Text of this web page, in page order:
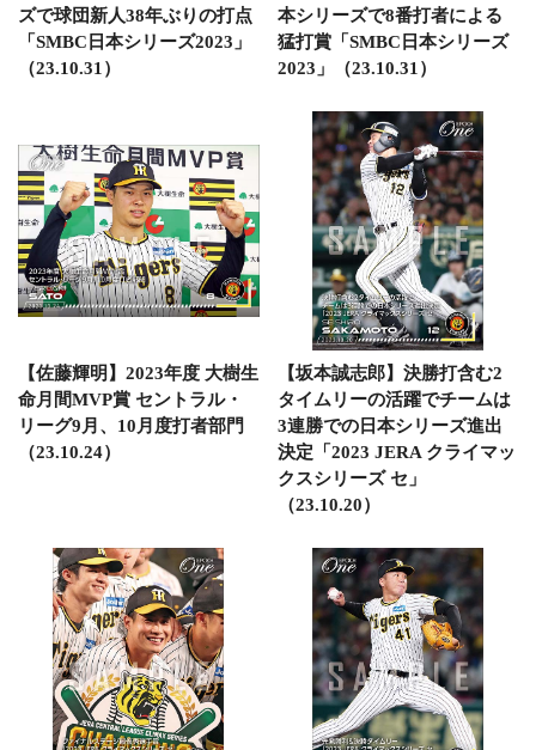
ズで球団新人38年ぶりの打点
「SMBC日本シリーズ2023」
（23.10.31）
本シリーズで8番打者による
猛打賞「SMBC日本シリーズ
2023」（23.10.31）
【佐藤輝明】2023年度 大樹生
命月間MVP賞 セントラル・
リーグ9月、10月度打者部門
（23.10.24）
【坂本誠志郎】決勝打含む2
タイムリーの活躍でチームは
3連勝での日本シリーズ進出
決定「2023 JERA クライマッ
クスシリーズ セ」
（23.10.20）